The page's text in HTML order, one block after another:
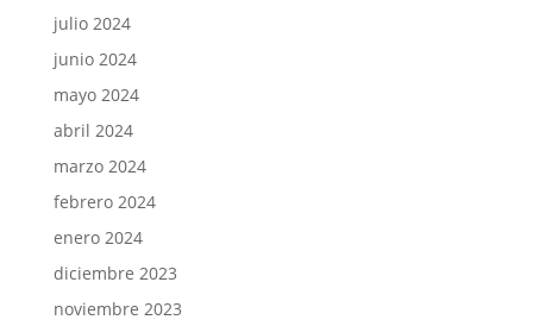
julio 2024
junio 2024
mayo 2024
abril 2024
marzo 2024
febrero 2024
enero 2024
diciembre 2023
noviembre 2023